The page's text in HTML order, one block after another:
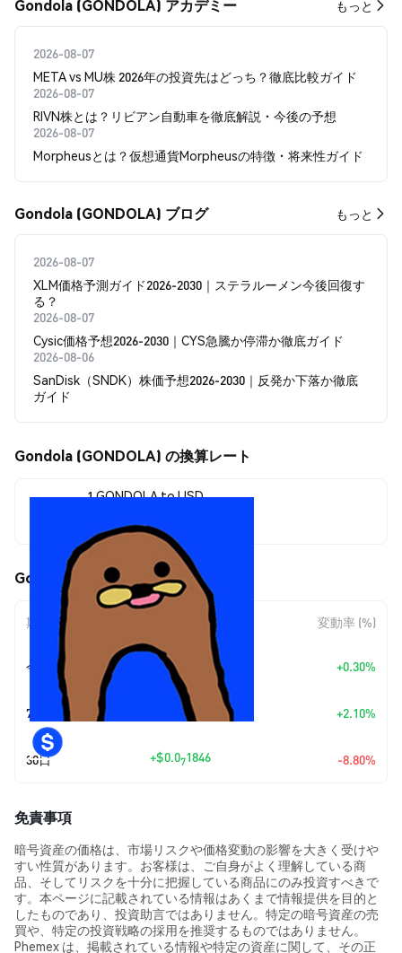
Gondola (GONDOLA) アカデミー もっと
2026-08-07
META vs MU株 2026年の投資先はどっち？徹底比較ガイド
2026-08-07
RIVN株とは？リビアン自動車を徹底解説・今後の予想
2026-08-07
Morpheusとは？仮想通貨Morpheusの特徴・将来性ガイド
Gondola (GONDOLA) ブログ もっと
2026-08-07
XLM価格予測ガイド2026-2030｜ステラルーメン今後回復す
る？
2026-08-07
Cysic価格予想2026-2030｜CYS急騰か停滞か徹底ガイド
2026-08-06
SanDisk（SNDK）株価予想2026-2030｜反発か下落か徹底
ガイド
Gondola (GONDOLA) の換算レート
1 GONDOLA to USD
$0.00000019
Gondola (GONDOLA) の価格変動
期間 変動率 (%)
今日 $0.0 +0.30%
7日 8 3936 +2.10%
30日 +$0.071846 -8.80%
免責事項
暗号資産の価格は、市場リスクや価格変動の影響を大きく受けや
すい性質があります。お客様は、ご自身がよく理解している商
品、そしてリスクを十分に把握している商品にのみ投資すべきで
す。本ページに記載されている情報はあくまで情報提供を目的と
したものであり、投資助言ではありません。特定の暗号資産の売
買や、特定の投資戦略の採用を推奨するものではありません。
Phemex は、掲載されている情報や特定の資産に関して、その正